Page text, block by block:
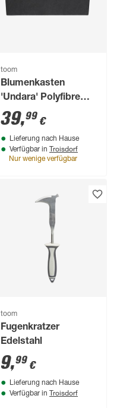
toom
Blumenkasten
'Undara' Polyfibre
Steinoptik
dunkelgrau 50 x 21 x
21 cm
39,99 €
Lieferung nach Hause
Verfügbar in Troisdorf
Nur wenige verfügbar
toom
Fugenkratzer
Edelstahl
9,99 €
Lieferung nach Hause
Verfügbar in Troisdorf